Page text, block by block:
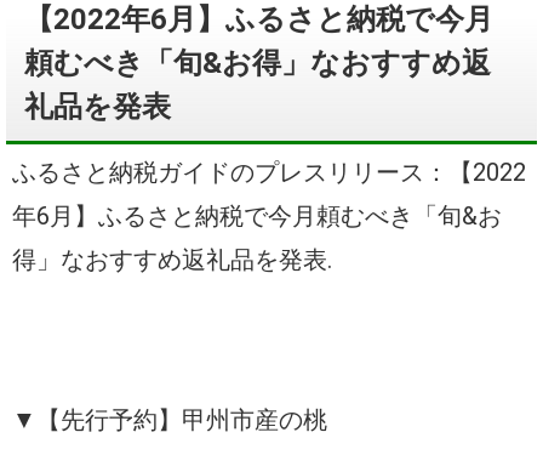
【2022年6月】ふるさと納税で今月
頼むべき「旬&お得」なおすすめ返
礼品を発表
ふるさと納税ガイドのプレスリリース：【2022
年6月】ふるさと納税で今月頼むべき「旬&お
得」なおすすめ返礼品を発表.
▼【先行予約】甲州市産の桃